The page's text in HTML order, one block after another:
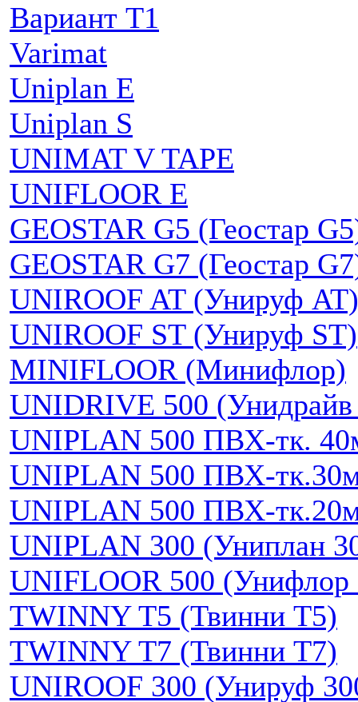
Вариант Т1
Varimat
Uniplan E
Uniplan S
UNIMAT V TAPE
UNIFLOOR E
GEOSTAR G5 (Геостар
GEOSTAR G7 (Геостар
UNIROOF AT (Унируф AT)
UNIROOF ST (Унируф ST)
MINIFLOOR (Минифлор)
UNIDRIVE 500 (Унидрайв
UNIPLAN 500 ПВХ-тк.
UNIPLAN 500 ПВХ-
UNIPLAN 500 ПВХ-
UNIPLAN 300 (Униплан
UNIFLOOR 500 (Унифлор
TWINNY T5 (Твинни Т5)
TWINNY T7 (Твинни Т7)
UNIROOF 300 (Унируф